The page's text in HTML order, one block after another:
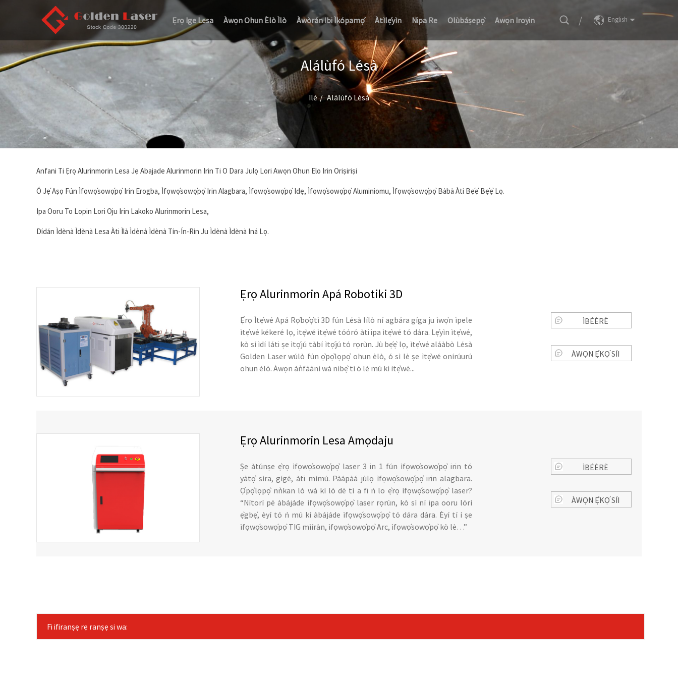
Ẹrọ Ige Lesa Àwọn Ohun Èlò Ìlò Àwòrán Ibi Ìkópamọ́ Àtìlẹ́yìn Nipa Re Olùbáṣepọ̀ Awọn Iroyin / English
Alálùfó Lésà
Ilé Alálùfó Lésà
Anfani Ti Ẹrọ Alurinmorin Lesa Jẹ Abajade Alurinmorin Irin Ti O Dara Julọ Lori Awọn Ohun Elo Irin Oriṣiriṣi
Ó Jẹ́ Aṣọ Fún Ìfọwọ́sowọ́pọ̀ Irin Erogba, Ìfọwọ́sowọ́pọ̀ Irin Alagbara, Ìfọwọ́sowọ́pọ̀ Idẹ, Ìfọwọ́sowọ́pọ̀ Aluminiomu, Ìfọwọ́sowọ́pọ̀ Bàbà Àti Bẹ́ẹ̀ Bẹ́ẹ̀ Lọ.
Ipa Ooru To Lopin Lori Oju Irin Lakoko Alurinmorin Lesa,
Dídán Ìdènà Ìdènà Lesa Àti Ìlà Ìdènà Ìdènà Tín-Ín-Rín Ju Ìdènà Ìdènà Iná Lọ.
Ẹrọ Alurinmorin Apá Robotiki 3D
Ẹ̀rọ Ìtẹ̀wé Apá Rọ́bọ́ọ̀tì 3D fún Lésà lílò ní agbára gíga ju ìwọ̀n ìpele
ìtẹ̀wé kékeré lọ, ìtẹ̀wé ìtẹ̀wé tóóró àti ipa ìtẹ̀wé tó dára. Lẹ́yìn ìtẹ̀wé,
kò sí ìdí láti ṣe ìtọ́jú tàbí ìtọ́jú tó rọrùn. Jù bẹ́ẹ̀ lọ, ìtẹ̀wé aláàbò Lésà
Golden Laser wúlò fún ọ̀pọ̀lọpọ̀ ohun èlò, ó sì lè ṣe ìtẹ̀wé onírúurú
ohun èlò. Àwọn àǹfààní wà níbẹ̀ tí ó lè mú kí ìtẹ̀wé...
ÌBÉÈRÈ
ÀWỌN Ẹ̀KỌ́ SÍI
Ẹrọ Alurinmorin Lesa Amọdaju
Ṣe àtúnṣe ẹ̀rọ ìfọwọ́sowọ́pọ̀ laser 3 in 1 fún ìfọwọ́sowọ́pọ̀ irin tó
yàtọ̀ síra, gígé, àti mímú. Pàápàá jùlọ ìfọwọ́sowọ́pọ̀ irin alagbara.
Ọ̀pọ̀lọpọ̀ nǹkan ló wà kí ló dé tí a fi ń lo ẹ̀rọ ìfọwọ́sowọ́pọ̀ laser?
“Nítorí pé àbájáde ìfọwọ́sowọ́pọ̀ laser rọrùn, kò sì ní ipa ooru lórí
ẹ̀gbẹ́, èyí tó ń mú kí àbájáde ìfọwọ́sowọ́pọ̀ tó dára dára. Èyí tí í ṣe
ìfọwọ́sowọ́pọ̀ TIG mìíràn, ìfọwọ́sowọ́pọ̀ Arc, ìfọwọ́sowọ́pọ̀ kò lè…”
ÌBÉÈRÈ
ÀWỌN Ẹ̀KỌ́ SÍI
Fi ifiranṣẹ rẹ ranṣẹ si wa: